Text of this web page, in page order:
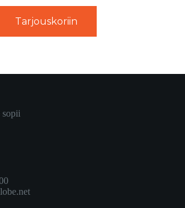
Tarjouskoriin
sopii